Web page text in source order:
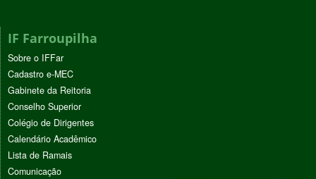
IF Farroupilha
Sobre o IFFar
Cadastro e-MEC
Gabinete da Reitoria
Conselho Superior
Colégio de Dirigentes
Calendário Acadêmico
Lista de Ramais
Comunicação